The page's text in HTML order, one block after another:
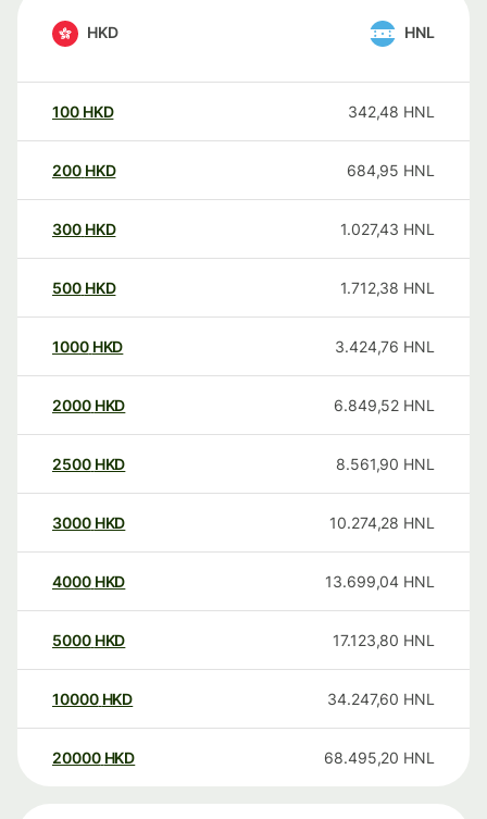
HKD HNL
100 HKD 342,48 HNL
200 HKD 684,95 HNL
300 HKD 1.027,43 HNL
500 HKD 1.712,38 HNL
1000 HKD 3.424,76 HNL
2000 HKD 6.849,52 HNL
2500 HKD 8.561,90 HNL
3000 HKD 10.274,28 HNL
4000 HKD 13.699,04 HNL
5000 HKD 17.123,80 HNL
10000 HKD 34.247,60 HNL
20000 HKD 68.495,20 HNL